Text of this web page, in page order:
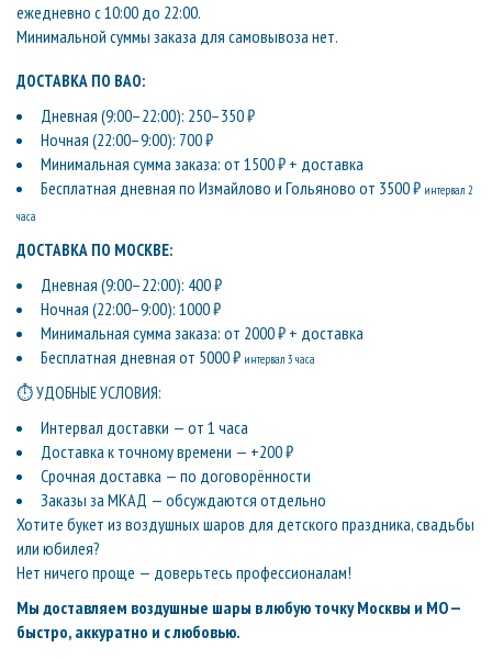
ежедневно с 10:00 до 22:00.
Минимальной суммы заказа для самовывоза нет.
ДОСТАВКА ПО ВАО:
Дневная (9:00–22:00): 250–350 ₽
Ночная (22:00–9:00): 700 ₽
Минимальная сумма заказа: от 1500 ₽ + доставка
Бесплатная дневная по Измайлово и Гольяново от 3500 ₽ интервал 2
часа
ДОСТАВКА ПО МОСКВЕ:
Дневная (9:00–22:00): 400 ₽
Ночная (22:00–9:00): 1000 ₽
Минимальная сумма заказа: от 2000 ₽ + доставка
Бесплатная дневная от 5000 ₽ интервал 3 часа
⏱ УДОБНЫЕ УСЛОВИЯ:
Интервал доставки — от 1 часа
Доставка к точному времени — +200 ₽
Срочная доставка — по договорённости
Заказы за МКАД — обсуждаются отдельно
Хотите букет из воздушных шаров для детского праздника, свадьбы
или юбилея?
Нет ничего проще — доверьтесь профессионалам!
Мы доставляем воздушные шары в любую точку Москвы и МО —
быстро, аккуратно и с любовью.